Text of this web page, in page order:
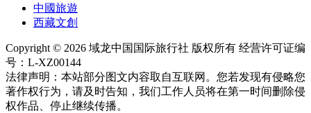
中國旅遊
西藏文創
Copyright © 2026 域龙中国国际旅行社 版权所有 经营许可证编
号：L-XZ00144
法律声明：本站部分图文内容取自互联网。您若发现有侵略您
著作权行为，请及时告知，我们工作人员将在第一时间删除侵
权作品、停止继续传播。